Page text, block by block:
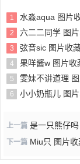
1 水淼aqua 图片
2 六二二同学 图
3 弦音sic 图片收
4 果咩酱w 图片收
5 雯妹不讲道理
6 小小奶瓶儿 图
上一篇 是一只熊仔
下一篇 Miu只 图片